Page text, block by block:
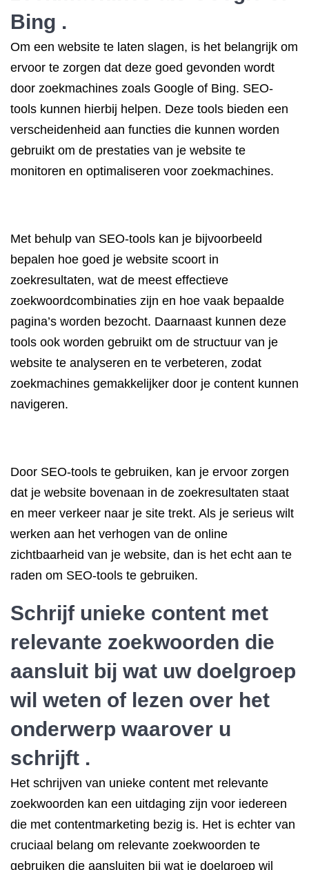
Bing .
Om een website te laten slagen, is het belangrijk om
ervoor te zorgen dat deze goed gevonden wordt
door zoekmachines zoals Google of Bing. SEO-
tools kunnen hierbij helpen. Deze tools bieden een
verscheidenheid aan functies die kunnen worden
gebruikt om de prestaties van je website te
monitoren en optimaliseren voor zoekmachines.
Met behulp van SEO-tools kan je bijvoorbeeld
bepalen hoe goed je website scoort in
zoekresultaten, wat de meest effectieve
zoekwoordcombinaties zijn en hoe vaak bepaalde
pagina’s worden bezocht. Daarnaast kunnen deze
tools ook worden gebruikt om de structuur van je
website te analyseren en te verbeteren, zodat
zoekmachines gemakkelijker door je content kunnen
navigeren.
Door SEO-tools te gebruiken, kan je ervoor zorgen
dat je website bovenaan in de zoekresultaten staat
en meer verkeer naar je site trekt. Als je serieus wilt
werken aan het verhogen van de online
zichtbaarheid van je website, dan is het echt aan te
raden om SEO-tools te gebruiken.
Schrijf unieke content met
relevante zoekwoorden die
aansluit bij wat uw doelgroep
wil weten of lezen over het
onderwerp waarover u
schrijft .
Het schrijven van unieke content met relevante
zoekwoorden kan een uitdaging zijn voor iedereen
die met contentmarketing bezig is. Het is echter van
cruciaal belang om relevante zoekwoorden te
gebruiken die aansluiten bij wat je doelgroep wil